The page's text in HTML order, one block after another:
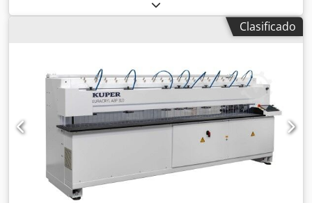
Clasificado